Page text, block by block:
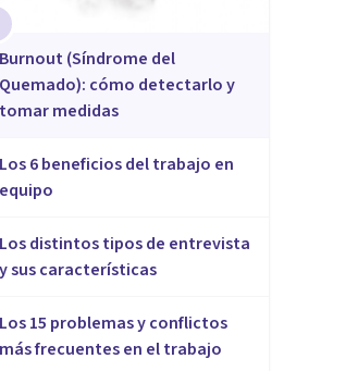
Burnout (Síndrome del
Quemado): cómo detectarlo y
tomar medidas
​Los 6 beneficios del trabajo en
equipo
​Los distintos tipos de entrevista
y sus características
​Los 15 problemas y conflictos
más frecuentes en el trabajo